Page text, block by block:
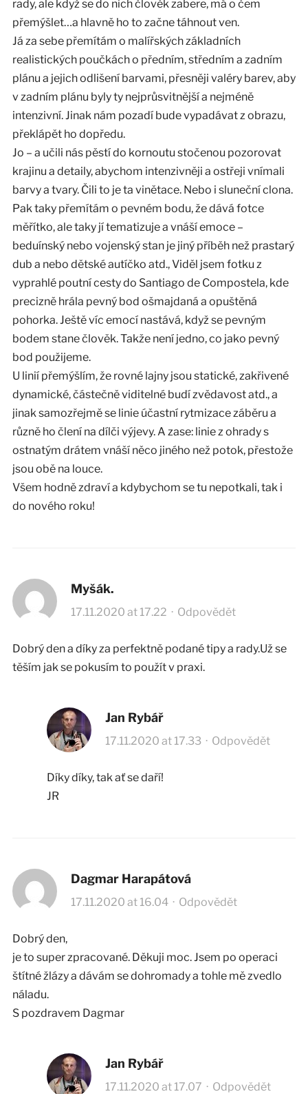
rady, ale když se do nich člověk zabere, má o čem
přemýšlet…a hlavně ho to začne táhnout ven.
Já za sebe přemítám o malířských základních
realistických poučkách o předním, středním a zadním
plánu a jejich odlišení barvami, přesněji valéry barev, aby
v zadním plánu byly ty nejprůsvitnější a nejméně
intenzivní. Jinak nám pozadí bude vypadávat z obrazu,
překlápět ho dopředu.
Jo – a učili nás pěstí do kornoutu stočenou pozorovat
krajinu a detaily, abychom intenzivněji a ostřeji vnímali
barvy a tvary. Čili to je ta vinětace. Nebo i sluneční clona.
Pak taky přemítám o pevném bodu, že dává fotce
měřítko, ale taky jí tematizuje a vnáší emoce –
beduínský nebo vojenský stan je jiný příběh než prastarý
dub a nebo dětské autíčko atd., Viděl jsem fotku z
vyprahlé poutní cesty do Santiago de Compostela, kde
precizně hrála pevný bod ošmajdaná a opuštěná
pohorka. Ještě víc emocí nastává, když se pevným
bodem stane člověk. Takže není jedno, co jako pevný
bod použijeme.
U linií přemýšlím, že rovné lajny jsou statické, zakřivené
dynamické, částečně viditelné budí zvědavost atd., a
jinak samozřejmě se linie účastní rytmizace záběru a
různě ho člení na dílči výjevy. A zase: linie z ohrady s
ostnatým drátem vnáší něco jiného než potok, přestože
jsou obě na louce.
Všem hodně zdraví a kdybychom se tu nepotkali, tak i
do nového roku!
Myšák.
17.11.2020 at 17.22 · Odpovědět
Dobrý den a díky za perfektně podané tipy a rady.Už se
těším jak se pokusím to použít v praxi.
Jan Rybář
17.11.2020 at 17.33· Odpovědět
Díky díky, tak ať se daří!
JR
Dagmar Harapátová
17.11.2020 at 16.04· Odpovědět
Dobrý den,
je to super zpracované. Děkuji moc. Jsem po operaci
štítné žlázy a dávám se dohromady a tohle mě zvedlo
náladu.
S pozdravem Dagmar
Jan Rybář
17.11.2020 at 17.07 · Odpovědět